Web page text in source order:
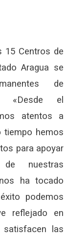
15 Centros de
Aragua se
de
«Desde el
atentos a
tiempo hemos
para apoyar
de nuestras
ha tocado
podemos
reflejado en
satisfacen las